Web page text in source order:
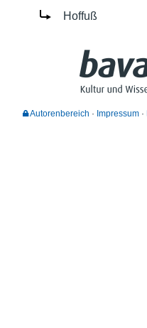
Hoffuß
Autorenbereich Impressum